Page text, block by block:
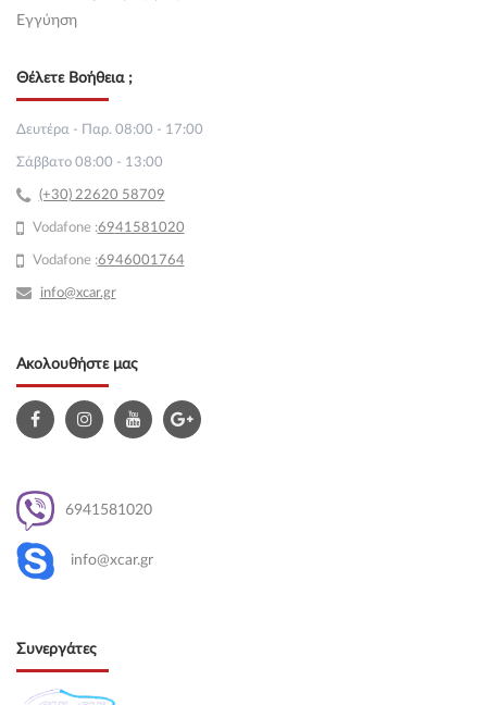
Εγγύηση
Θέλετε Βοήθεια ;
Δευτέρα - Παρ. 08:00 - 17:00
Σάββατο 08:00 - 13:00
(+30) 22620 58709
Vodafone :6941581020
Vodafone :6946001764
info@xcar.gr
Ακολουθήστε μας
6941581020
info@xcar.gr
Συνεργάτες